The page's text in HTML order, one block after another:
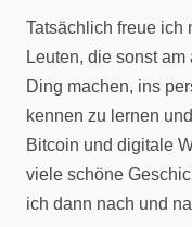
Tatsächlich freue ich
Leuten, die sonst
Ding machen, ins
kennen zu lernen
Bitcoin und digitale
viele schöne
ich dann nach und